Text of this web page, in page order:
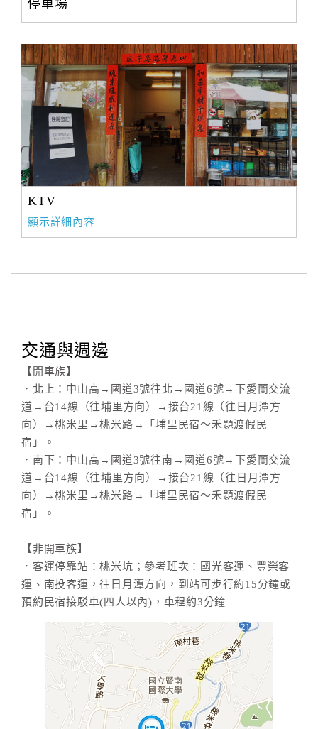
停車場
KTV
顯示詳細內容
交通與週邊
【開車族】
．北上：中山高→國道3號往北→國道6號→下愛蘭交流
道→台14線（往埔里方向）→接台21線（往日月潭方
向）→桃米里→桃米路→「埔里民宿～禾題渡假民
宿」。
．南下：中山高→國道3號往南→國道6號→下愛蘭交流
道→台14線（往埔里方向）→接台21線（往日月潭方
向）→桃米里→桃米路→「埔里民宿～禾題渡假民
宿」。
【非開車族】
．客運停靠站：桃米坑；參考班次：國光客運、豐榮客
運、南投客運，往日月潭方向，到站可步行約15分鐘或
預約民宿接駁車(四人以內)，車程約3分鐘